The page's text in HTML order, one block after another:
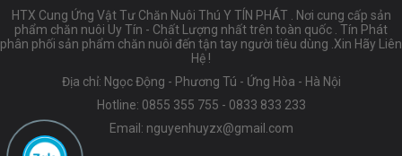
HTX Cung Ứng Vật Tư Chăn Nuôi Thú Y TÍN PHÁT . Nơi cung cấp sản
phẩm chăn nuôi Uy Tín - Chất Lượng nhất trên toàn quốc . Tín Phát
phân phối sản phẩm chăn nuôi đến tận tay người tiêu dùng .Xin Hãy Liên
Hệ !
Địa chỉ: Ngọc Động - Phương Tú - Ứng Hòa - Hà Nội
Hotline: 0855 355 755 - 0833 833 233
Email: nguyenhuyzx@gmail.com